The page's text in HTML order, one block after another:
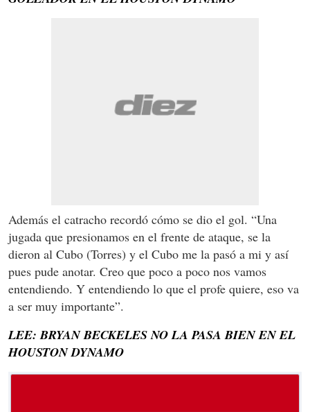
Además el catracho recordó cómo se dio el gol. “Una
jugada que presionamos en el frente de ataque, se la
dieron al Cubo (Torres) y el Cubo me la pasó a mi y así
pues pude anotar. Creo que poco a poco nos vamos
entendiendo. Y entendiendo lo que el profe quiere, eso va
a ser muy importante”.
LEE: BRYAN BECKELES NO LA PASA BIEN EN EL
HOUSTON DYNAMO